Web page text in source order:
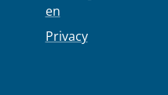
en
Privacy